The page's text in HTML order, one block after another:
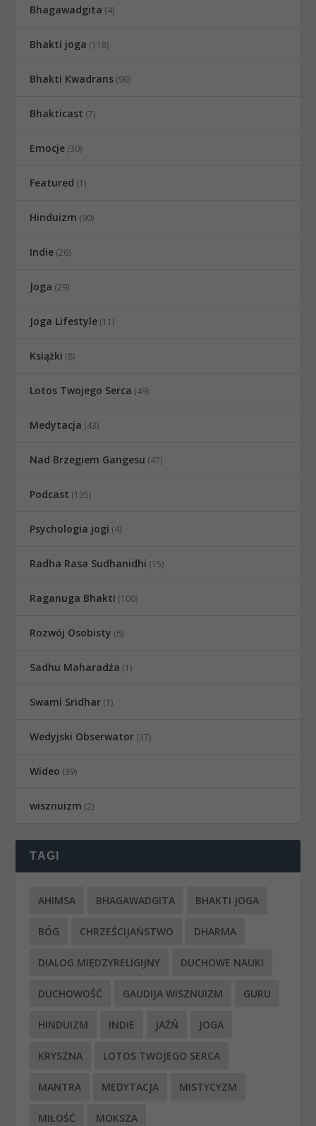
Bhagawadgita (4)
Bhakti joga (118)
Bhakti Kwadrans (90)
Bhakticast (7)
Emocje (30)
Featured (1)
Hinduizm (90)
Indie (26)
Joga (29)
Joga Lifestyle (11)
Książki (8)
Lotos Twojego Serca (49)
Medytacja (43)
Nad Brzegiem Gangesu (47)
Podcast (135)
Psychologia jogi (4)
Radha Rasa Sudhanidhi (15)
Raganuga Bhakti (100)
Rozwój Osobisty (6)
Sadhu Maharadźa (1)
Swami Sridhar (1)
Wedyjski Obserwator (37)
Wideo (39)
wisznuizm (2)
TAGI
AHIMSA BHAGAWADGITA BHAKTI JOGA
BÓG CHRZEŚCIJAŃSTWO DHARMA
DIALOG MIĘDZYRELIGIJNY DUCHOWE NAUKI
DUCHOWOŚĆ GAUDIJA WISZNUIZM GURU
HINDUIZM INDIE JAŹŃ JOGA
KRYSZNA LOTOS TWOJEGO SERCA
MANTRA MEDYTACJA MISTYCYZM
MIŁOŚĆ MOKSZA